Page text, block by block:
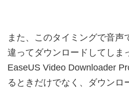
また、このタイミングで音声
違ってダウンロードしてしま
EaseUS Video Downloader
るときだけでなく、ダウンロ